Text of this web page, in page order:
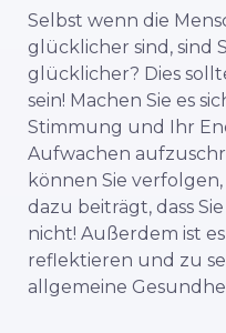
Selbst wenn die
glücklicher sind, sind
glücklicher? Dies
sein! Machen Sie es
Stimmung und Ihr
Aufwachen
können Sie
dazu beiträgt, dass
nicht! Außerdem ist
reflektieren und zu
allgemeine